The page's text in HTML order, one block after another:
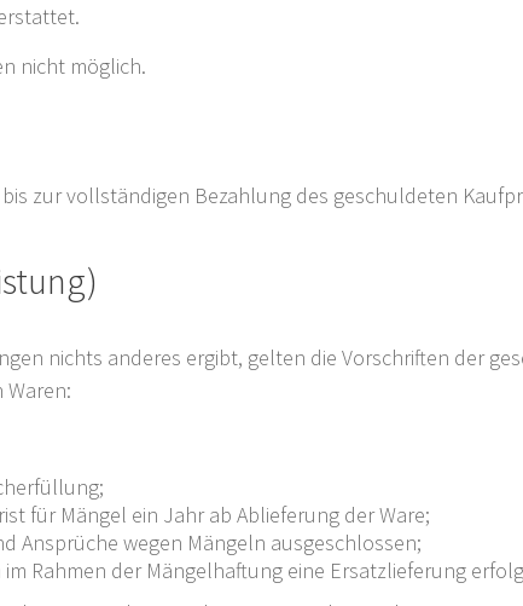
nicht möglich.
zur vollständigen Bezahlung des geschuldeten
nichts anderes ergibt, gelten die Vorschriften der
für Mängel ein Jahr ab Ablieferung der Ware;
Ansprüche wegen Mängeln ausgeschlossen;
Rahmen der Mängelhaftung eine Ersatzlieferung